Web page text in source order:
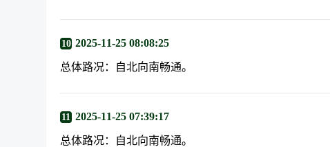
10 2025-11-25 08:08:25
总体路况：自北向南畅通。
11 2025-11-25 07:39:17
总体路况：自北向南畅通。